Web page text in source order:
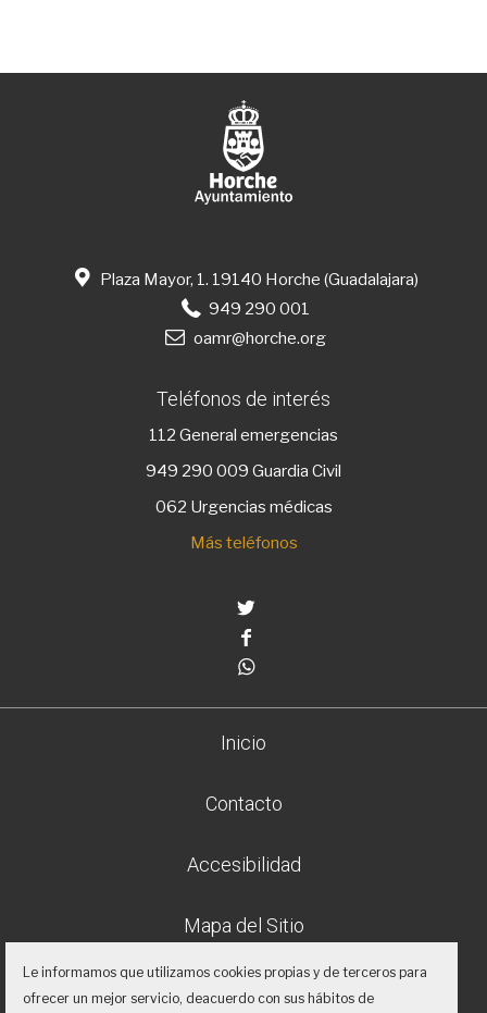
Plaza Mayor, 1. 19140 Horche (Guadalajara)
949 290 001
oamr@horche.org
Teléfonos de interés
112 General emergencias
949 290 009 Guardia Civil
062 Urgencias médicas
Más teléfonos
Inicio
Contacto
Accesibilidad
Mapa del Sitio
Aviso legal
Le informamos que utilizamos cookies propias y de terceros para
ofrecer un mejor servicio, deacuerdo con sus hábitos de